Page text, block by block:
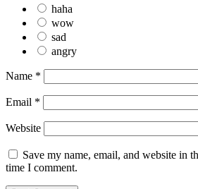
haha
wow
sad
angry
Name *
Email *
Website
Save my name, email, and website in
time I comment.